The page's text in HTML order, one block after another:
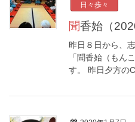
日々歩々
聞香始（
昨日８日から、
「聞香始（もん
す。 昨日夕方の